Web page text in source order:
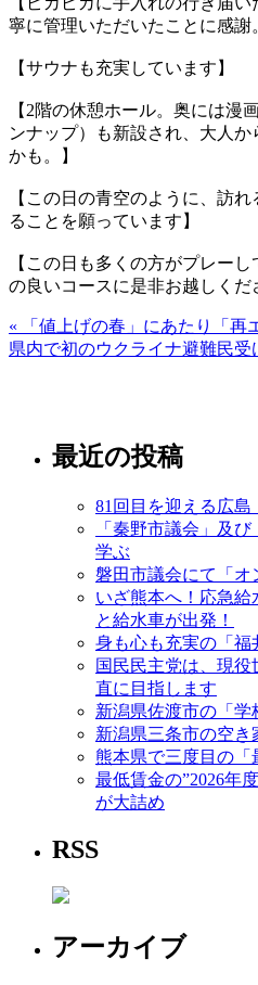
寧に管理いただいたことに感謝
【サウナも充実しています】
【2階の休憩ホール。奥には漫
ンナップ）も新設され、大人
かも。】
【この日の青空のように、訪
ることを願っています】
【この日も多くの方がプレー
の良いコースに是非お越しくだ
« 「値上げの春」にあたり「再
県内で初のウクライナ避難民受
最近の投稿
81回目を迎える広島
「秦野市議会」及
学ぶ
磐田市議会にて「オ
いざ熊本へ！応急給
と給水車が出発！
身も心も充実の「福
国民民主党は、現
直に目指します
新潟県佐渡市の「学
新潟県三条市の空き
熊本県で三度目の「
最低賃金の”2026年
が大詰め
RSS
アーカイブ